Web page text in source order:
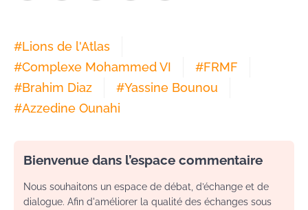
#Lions de l'Atlas
#Complexe Mohammed VI #FRMF
#Brahim Diaz #Yassine Bounou
#Azzedine Ounahi
Bienvenue dans l’espace commentaire
Nous souhaitons un espace de débat, d’échange et de
dialogue. Afin d'améliorer la qualité des échanges sous